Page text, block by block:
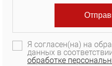
Я согласен(на) на
данных в
обработке